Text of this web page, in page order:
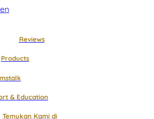
Reviews
Products
& Education
Temukan Kami di